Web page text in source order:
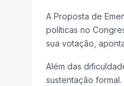
A Proposta de
políticas no
sua votação,
Além das
sustentação